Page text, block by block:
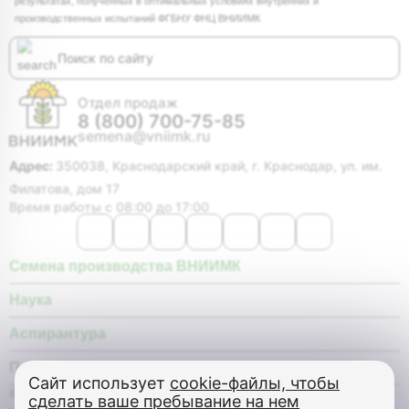
производственных испытаний ФГБНУ ФНЦ ВНИИМК
Отдел продаж
8 (800) 700-75-85
semena@vniimk.ru
Адрес: 350038, Краснодарский край, г. Краснодар, ул. им.
Филатова, дом 17
Время работы с 08:00 до 17:00
© Федеральное государственное бюджетное научное
Семена производства ВНИИМК
Наука
Аспирантура
Покупателю
Сайт использует cookie-файлы, чтобы
сделать ваше пребывание на нем